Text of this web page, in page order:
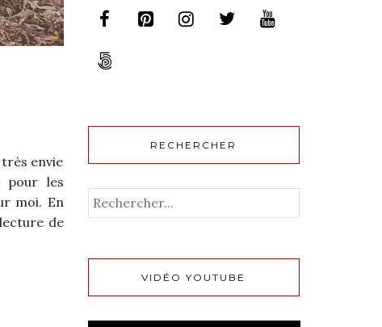
envie
pour les
moi. En
de
RECHERCHER
VIDÉO YOUTUBE